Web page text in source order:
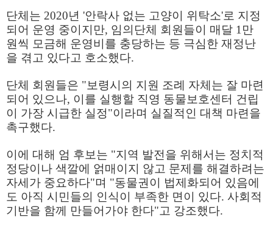
단체는 2020년 '안락사 없는 고양이 위탁소'로 지정
되어 운영 중이지만, 임의단체 회원들이 매달 1만
원씩 모금해 운영비를 충당하는 등 극심한 재정난
을 겪고 있다고 호소했다.
단체 회원들은 "보령시의 지원 조례 자체는 잘 마련
되어 있으나, 이를 실행할 직영 동물보호센터 건립
이 가장 시급한 실정"이라며 실질적인 대책 마련을
촉구했다.
이에 대해 엄 후보는 "지역 발전을 위해서는 정치적
정당이나 색깔에 얽매이지 않고 문제를 해결하려는
자세가 중요하다"며 "동물권이 법제화되어 있음에
도 아직 시민들의 인식이 부족한 면이 있다. 사회적
기반을 함께 만들어가야 한다"고 강조했다.